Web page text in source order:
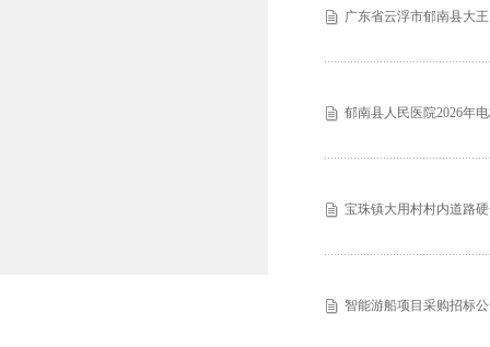
广东省云浮市郁南县大
郁南县人民医院2026年
宝珠镇大用村村内道路
智能游船项目采购招标